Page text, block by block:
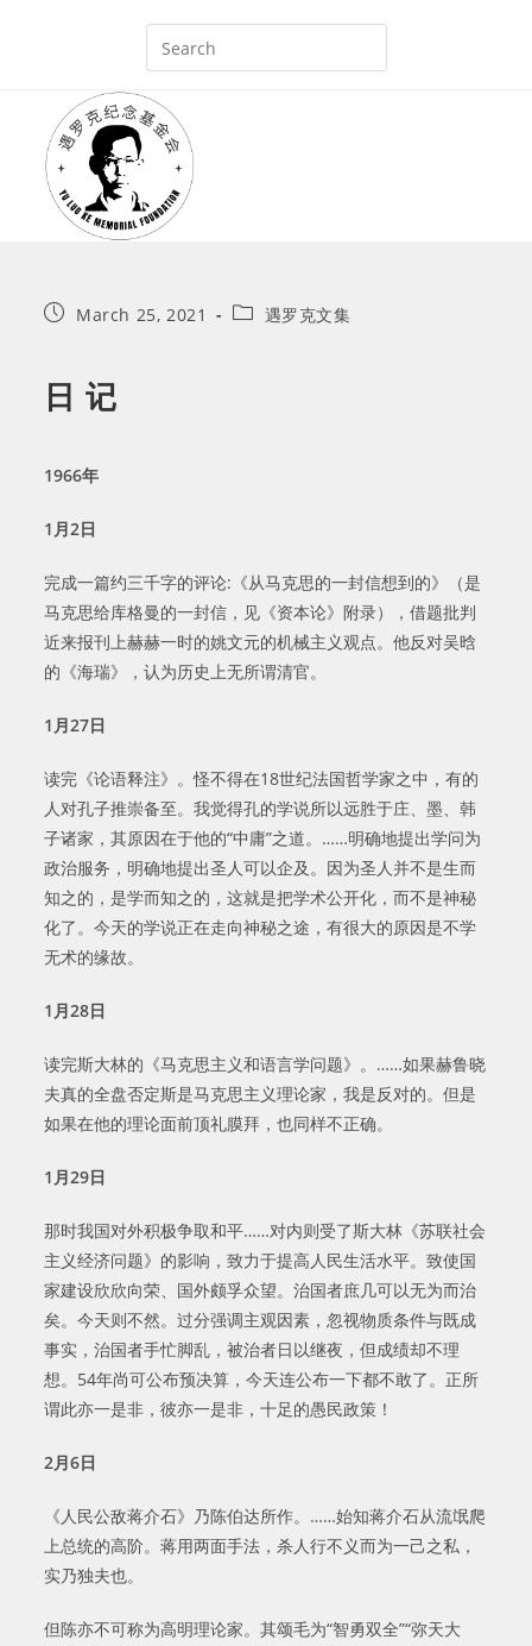
PostMarch 25, 2021
Post遇罗克文集
日 记
1966年
1 月2日
完成一篇约三千字的评论:《从马克思的一封信想到的》（是
马克思给库格曼的一封信，见《资本论》附录），借题批判
近来报刊上赫赫一时的姚文元的机械主义观点。他反对吴晗
的《海瑞》，认为历史上无所谓清官。
1 月27日
读完《论语释注》。怪不得在18世纪法国哲学家之中，有的
人对孔子推崇备至。我觉得孔的学说所以远胜于庄、墨、韩
子诸家，其原因在于他的“中庸”之道。……明确地提出学问为
政治服务，明确地提出圣人可以企及。因为圣人并不是生而
知之的，是学而知之的，这就是把学术公开化，而不是神秘
化了。今天的学说正在走向神秘之途，有很大的原因是不学
无术的缘故。
1 月28日
读完斯大林的《马克思主义和语言学问题》。……如果赫鲁晓
夫真的全盘否定斯是马克思主义理论家，我是反对的。但是
如果在他的理论面前顶礼膜拜，也同样不正确。
1 月29日
那时我国对外积极争取和平……对内则受了斯大林《苏联社会
主义经济问题》的影响，致力于提高人民生活水平。致使国
家建设欣欣向荣、国外颇孚众望。治国者庶几可以无为而治
矣。今天则不然。过分强调主观因素，忽视物质条件与既成
事实，治国者手忙脚乱，被治者日以继夜，但成绩却不理
想。54年尚可公布预决算，今天连公布一下都不敢了。正所
谓此亦一是非，彼亦一是非，十足的愚民政策！
2月6日
《人民公敌蒋介石》乃陈伯达所作。……始知蒋介石从流氓爬
上总统的高阶。蒋用两面手法，杀人行不义而为一己之私，
实乃独夫也。
但陈亦不可称为高明理论家。其颂毛为“智勇双全”“弥天大